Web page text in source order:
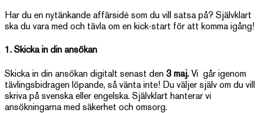
Har du en nytänkande affärsidé som du vill satsa på? Självklart
ska du vara med och tävla om en kick-start för att komma igång!
1. Skicka in din ansökan
Skicka in din ansökan digitalt senast den 3 maj. Vi går igenom
tävlingsbidragen löpande, så vänta inte! Du väljer själv om du vill
skriva på svenska eller engelska. Självklart hanterar vi
ansökningarna med säkerhet och omsorg.